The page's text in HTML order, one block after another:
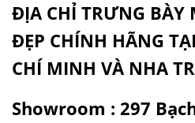
ĐỊA CHỈ TRƯNG BÀY
ĐẸP CHÍNH HÃNG
CHÍ MINH VÀ NHA
Showroom : 297